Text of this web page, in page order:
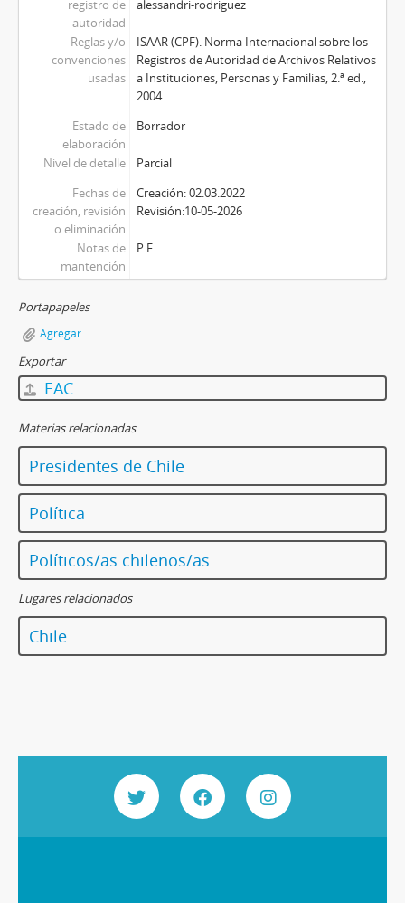
registro de
autoridad
alessandri-rodriguez
Reglas y/o
convenciones
usadas
ISAAR (CPF). Norma Internacional sobre los
Registros de Autoridad de Archivos Relativos
a Instituciones, Personas y Familias, 2.ª ed.,
2004.
Estado de
elaboración
Borrador
Nivel de detalle
Parcial
Fechas de
creación, revisión
o eliminación
Creación: 02.03.2022
Revisión:10-05-2026
Notas de
mantención
P.F
Portapapeles
Agregar
Exportar
EAC
Materias relacionadas
Presidentes de Chile
Política
Políticos/as chilenos/as
Lugares relacionados
Chile